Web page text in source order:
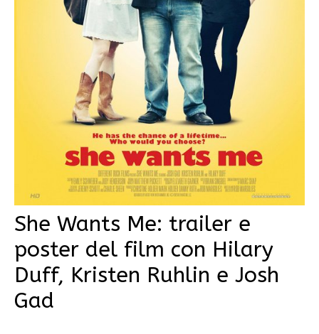
She Wants Me: trailer e
poster del film con Hilary
Duff, Kristen Ruhlin e Josh
Gad